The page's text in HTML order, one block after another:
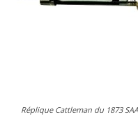
Réplique Cattleman du 1873